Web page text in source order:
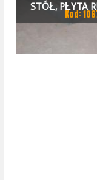
STÓŁ, PŁYTA
7000X3000 LUB
Kod: